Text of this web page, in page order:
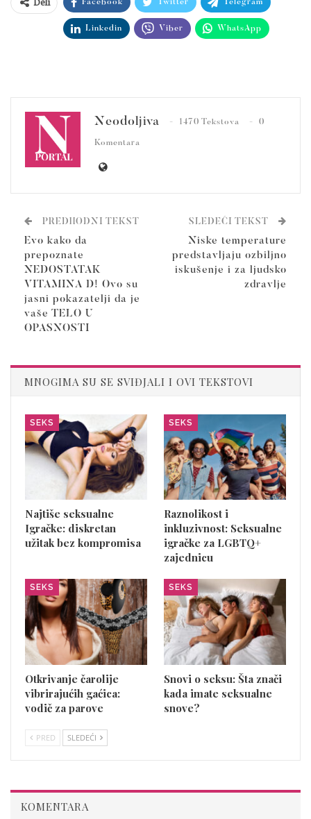
Deli Facebook Twitter Telegram
Linkedin Viber WhatsApp
Neodoljiva 1470 Tekstova 0
Komentara
PREDHODNI TEKST
Evo kako da
prepoznate
NEDOSTATAK
VITAMINA D! Ovo su
jasni pokazatelji da je
vaše TELO U
OPASNOSTI
SLEDEĆI TEKST
Niske temperature
predstavljaju ozbiljno
iskušenje i za ljudsko
zdravlje
MNOGIMA SU SE SVIĐJALI I OVI TEKSTOVI
SEKS
Najtiše seksualne
Igračke: diskretan
užitak bez kompromisa
SEKS
Raznolikost i
inkluzivnost: Seksualne
igračke za LGBTQ+
zajednicu
SEKS
Otkrivanje čarolije
vibrirajućih gaćica:
vodič za parove
SEKS
Snovi o seksu: Šta znači
kada imate seksualne
snove?
PRED SLEDEĆI
KOMENTARA